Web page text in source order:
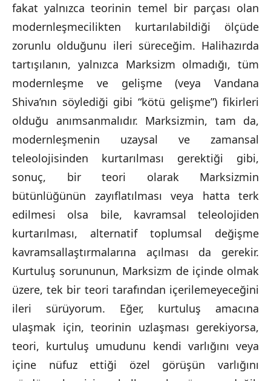
fakat yalnızca teorinin temel bir parçası olan
modernleşmecilikten kurtarılabildiği ölçüde
zorunlu olduğunu ileri süreceğim. Halihazırda
tartışılanın, yalnızca Marksizm olmadığı, tüm
modernleşme ve gelişme (veya Vandana
Shiva’nın söylediği gibi “kötü gelişme”) fikirleri
olduğu anımsanmalıdır. Marksizmin, tam da,
modernleşmenin uzaysal ve zamansal
teleolojisinden kurtarılması gerektiği gibi,
sonuç, bir teori olarak Marksizmin
bütünlüğünün zayıflatılması veya hatta terk
edilmesi olsa bile, kavramsal teleolojiden
kurtarılması, alternatif toplumsal değişme
kavramsallaştırmalarına açılması da gerekir.
Kurtuluş sorununun, Marksizm de içinde olmak
üzere, tek bir teori tarafından içerilemeyeceğini
ileri sürüyorum. Eğer, kurtuluş amacına
ulaşmak için, teorinin uzlaşması gerekiyorsa,
teori, kurtuluş umudunu kendi varlığını veya
içine nüfuz ettiği özel görüşün varlığını